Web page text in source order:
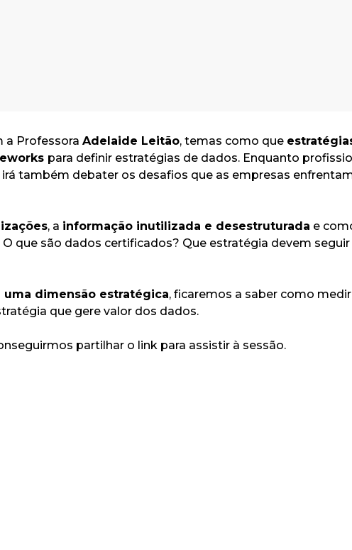
a Professora Adelaide Leitão, temas como que
para definir estratégias de dados. Enquanto
irá também debater os desafios que as empresas
, a informação inutilizada e desestruturada e
O que são dados certificados? Que estratégia devem
dimensão estratégica, ficaremos a saber como
que gere valor dos dados.
partilhar o link para assistir à sessão.